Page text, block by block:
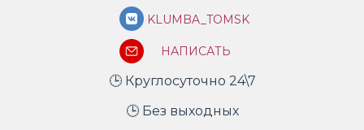
KLUMBA_TOMSK
НАПИСАТЬ
🕒 Круглосуточно 24\7
🕒 Без выходных